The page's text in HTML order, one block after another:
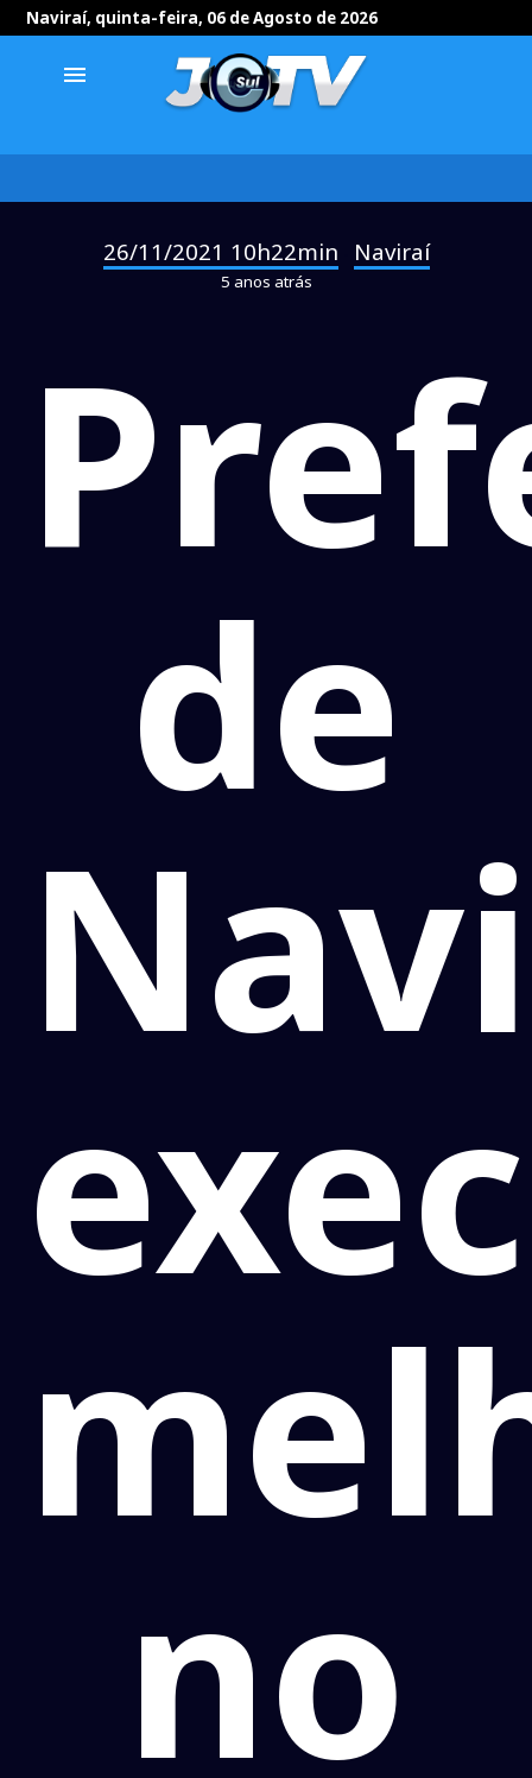
Naviraí, quinta-feira, 06 de Agosto de 2026
menu
26/11/2021 10h22min Naviraí
5 anos atrás
de
no